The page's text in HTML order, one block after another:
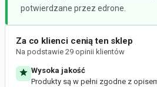
potwierdzane przez edrone.
Za co klienci cenią ten sklep
Na podstawie 29 opinii klientów
Wysoka jakość
Produkty są w pełni zgodne z